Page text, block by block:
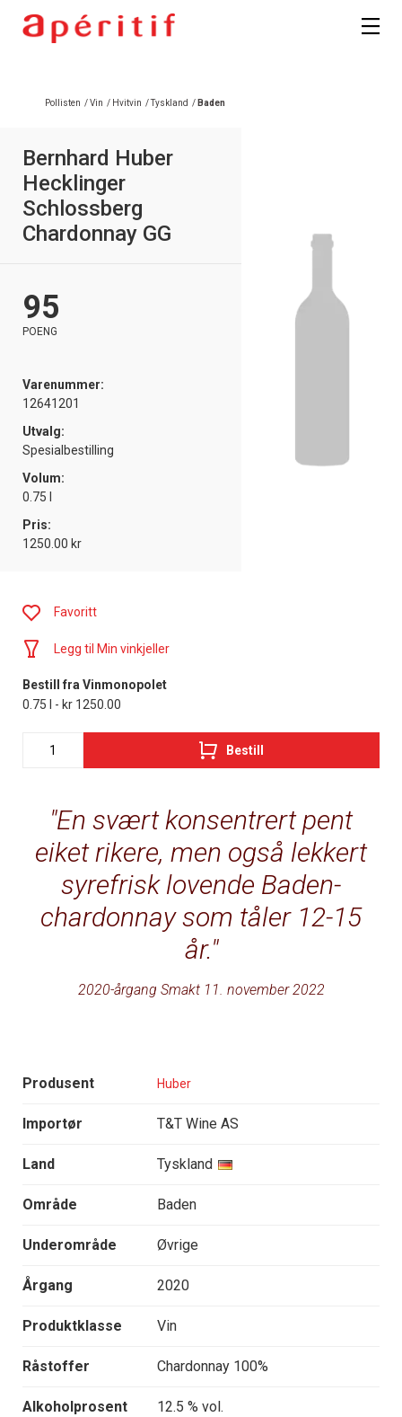
Pollisten /Vin / Hvitvin /Tyskland / Baden
Bernhard Huber
Hecklinger
Schlossberg
Chardonnay GG
95
POENG
Varenummer:
12641201
Utvalg:
Spesialbestilling
Volum:
0.75 l
Pris:
1250.00 kr
En svært konsentrert pent
eiket rikere, men også lekkert
syrefrisk lovende Baden-
chardonnay som tåler 12-15
år.
2020-årgang Smakt 11. november 2022
Produsent Huber
Importør T&T Wine AS
Land Tyskland
Område Baden
Underområde Øvrige
Årgang 2020
Produktklasse Vin
Råstoffer Chardonnay 100%
Alkoholprosent 12.5 % vol.
Favoritt
Legg til Min vinkjeller
Bestill fra Vinmonopolet
0.75 l - kr 1250.00
Bestill